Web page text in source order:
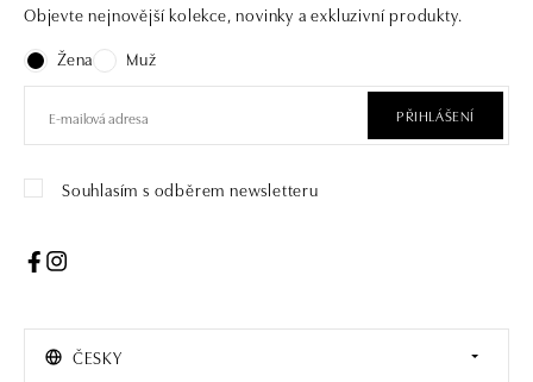
Objevte nejnovější kolekce, novinky a exkluzivní produkty.
Žena
Muž
PŘIHLÁŠENÍ
Souhlasím s odběrem newsletteru
ČESKY